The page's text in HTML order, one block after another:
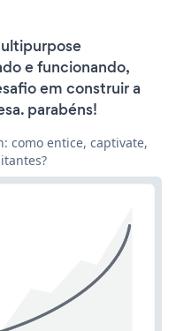
e funcionando,
em construir a
parabéns!
como entice, captivate,